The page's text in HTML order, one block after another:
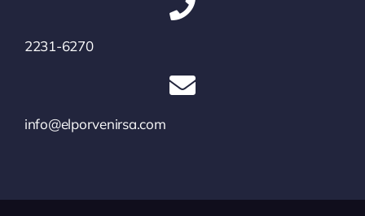
2231-6270
info@elporvenirsa.com